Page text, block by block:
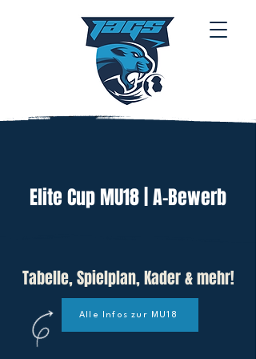
Elite Cup MU18 | A-Bewerb
Tabelle, Spielplan, Kader & mehr!
Alle Infos zur MU18